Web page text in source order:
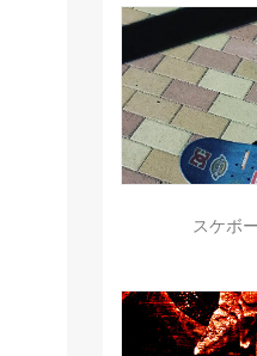
スケボ